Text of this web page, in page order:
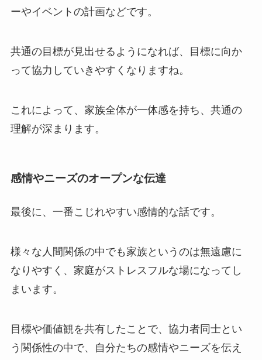
ーやイベントの計画などです。
共通の目標が見出せるようになれば、目標に向か
って協力していきやすくなりますね。
これによって、家族全体が一体感を持ち、共通の
理解が深まります。
感情やニーズのオープンな伝達
最後に、一番こじれやすい感情的な話です。
様々な人間関係の中でも家族というのは無遠慮に
なりやすく、家庭がストレスフルな場になってし
まいます。
目標や価値観を共有したことで、協力者同士とい
う関係性の中で、自分たちの感情やニーズを伝え